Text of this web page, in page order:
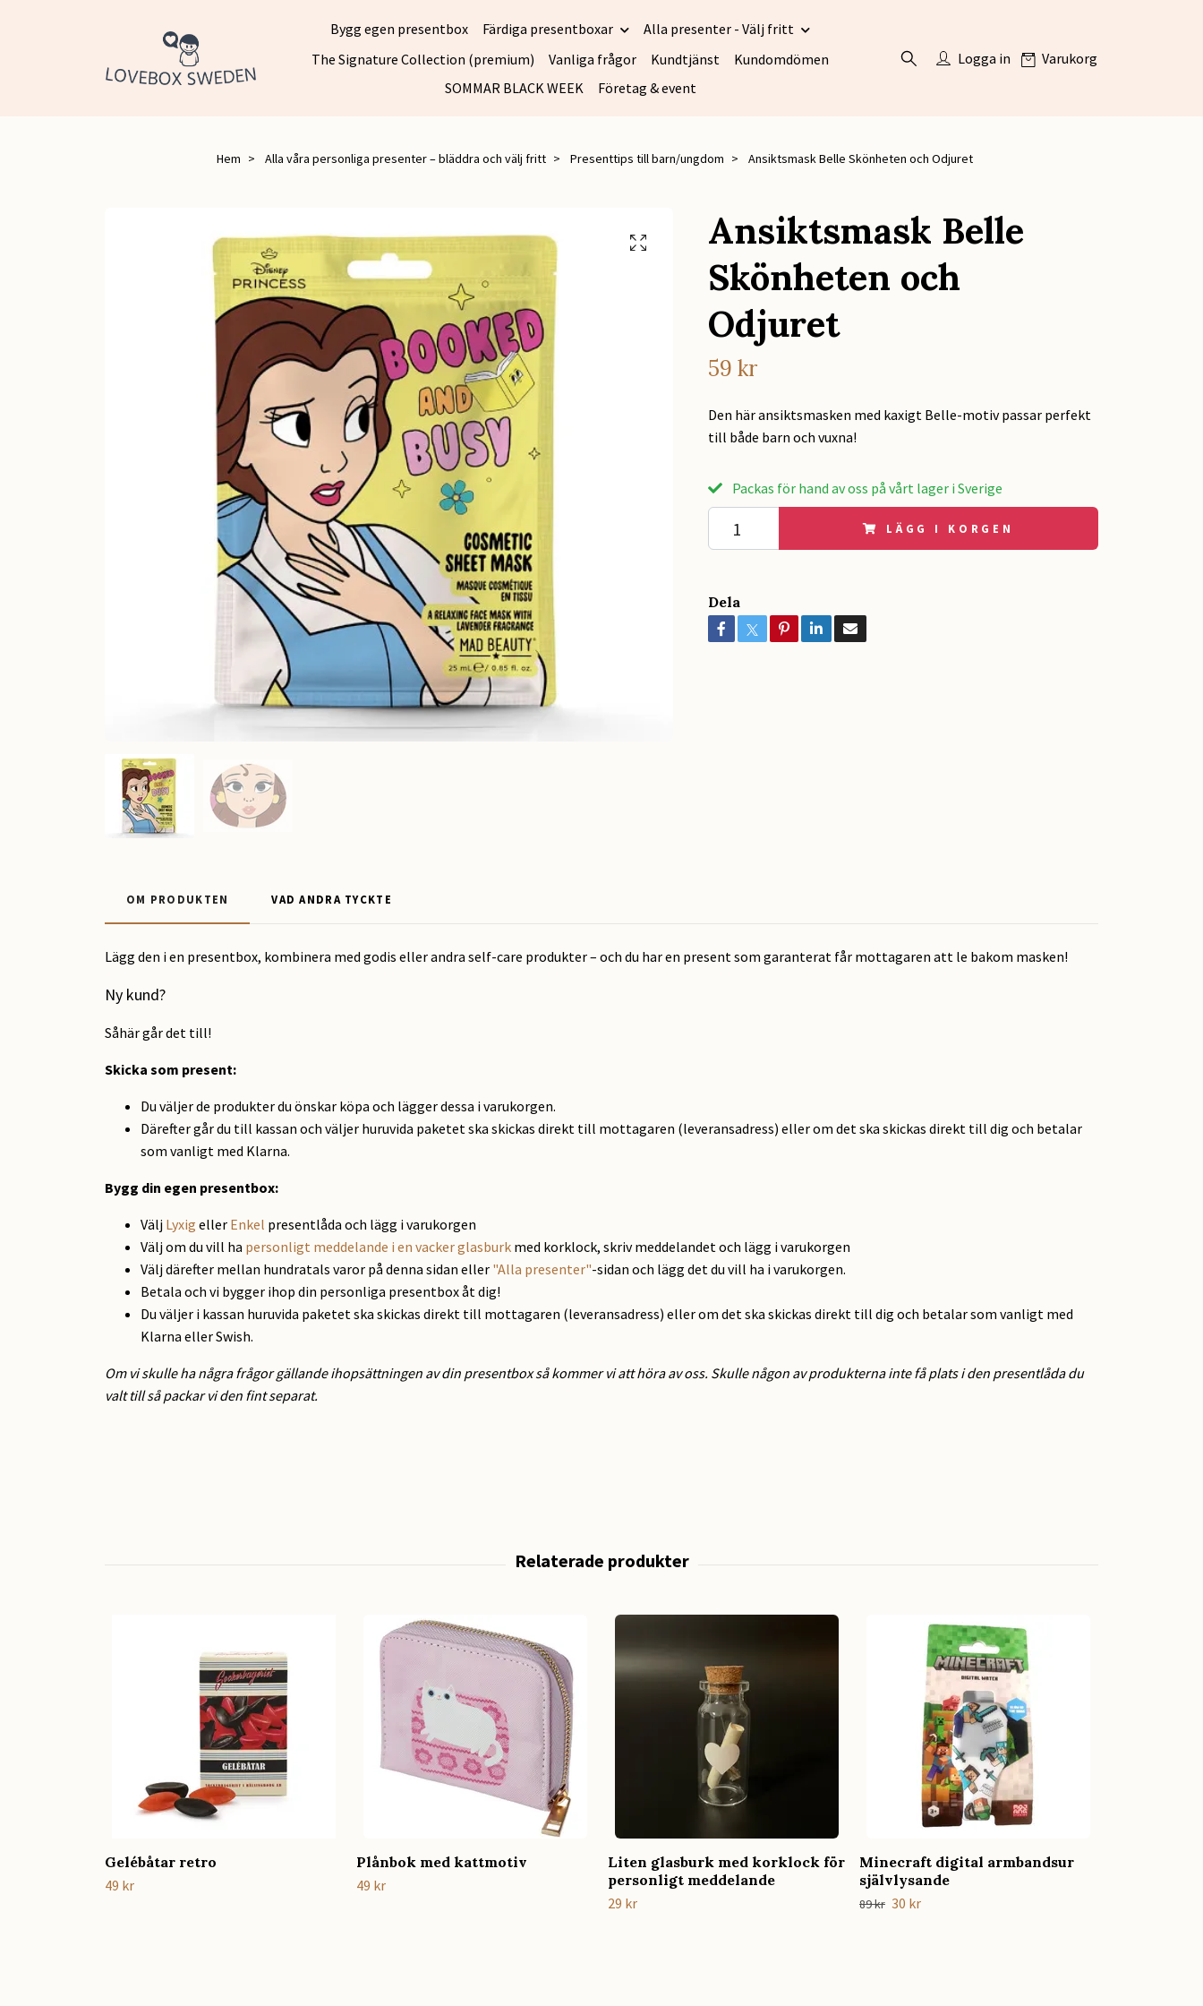
Bygg egen presentbox Färdiga presentboxar
Alla presenter - Välj fritt
The Signature Collection (premium)
Vanliga frågor Kundtjänst
Kundomdömen
SOMMAR BLACK WEEK
Företag & event
Logga in Varukorg
Hem Alla våra personliga presenter – bläddra och välj fritt Presenttips till barn/ungdom Ansiktsmask Belle Skönheten och Odjuret
Ansiktsmask Belle
Skönheten och
Odjuret
59 kr
Den här ansiktsmasken med kaxigt Belle-motiv passar perfekt
till både barn och vuxna!
Packas för hand av oss på vårt lager i Sverige
LÄGG I KORGEN
Dela
OM PRODUKTEN VAD ANDRA TYCKTE
Lägg den i en presentbox, kombinera med godis eller andra self-care produkter – och du har en present som garanterat får mottagaren att le bakom masken!
Ny kund?
Såhär går det till!
Skicka som present:
Du väljer de produkter du önskar köpa och lägger dessa i varukorgen.
Därefter går du till kassan och väljer huruvida paketet ska skickas direkt till mottagaren (leveransadress) eller om det ska skickas direkt till dig och betalar
som vanligt med Klarna.
Bygg din egen presentbox:
Välj Lyxig eller Enkel presentlåda och lägg i varukorgen
Välj om du vill ha personligt meddelande i en vacker glasburk med korklock, skriv meddelandet och lägg i varukorgen
Välj därefter mellan hundratals varor på denna sidan eller "Alla presenter"-sidan och lägg det du vill ha i varukorgen.
Betala och vi bygger ihop din personliga presentbox åt dig!
Du väljer i kassan huruvida paketet ska skickas direkt till mottagaren (leveransadress) eller om det ska skickas direkt till dig och betalar som vanligt med
Klarna eller Swish.
Om vi skulle ha några frågor gällande ihopsättningen av din presentbox så kommer vi att höra av oss. Skulle någon av produkterna inte få plats i den presentlåda du
valt till så packar vi den fint separat.
Gelébåtar retro
49 kr
Plånbok med kattmotiv
49 kr
Liten glasburk med korklock för
personligt meddelande
29 kr
Minecraft digital armbandsur
självlysande
89 kr 30 kr